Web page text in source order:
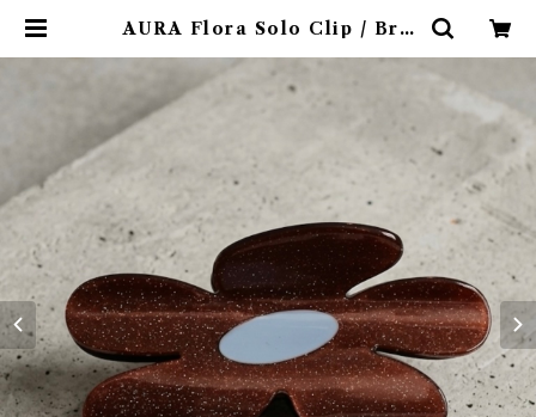
AURA Flora Solo Clip / Bro